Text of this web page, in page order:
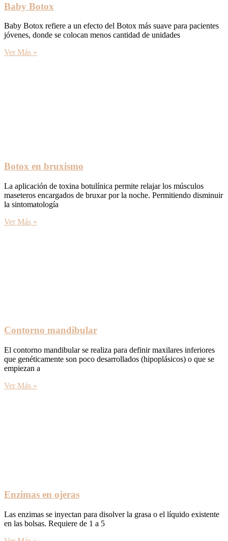
Baby Botox
Baby Botox refiere a un efecto del Botox más suave para pacientes
jóvenes, donde se colocan menos cantidad de unidades
Ver Más »
Botox en bruxismo
La aplicación de toxina botulínica permite relajar los músculos
maseteros encargados de bruxar por la noche. Permitiendo disminuir
la sintomatología
Ver Más »
Contorno mandibular
El contorno mandibular se realiza para definir maxilares inferiores
que genéticamente son poco desarrollados (hipoplásicos) o que se
empiezan a
Ver Más »
Enzimas en ojeras
Las enzimas se inyectan para disolver la grasa o el líquido existente
en las bolsas. Requiere de 1 a 5